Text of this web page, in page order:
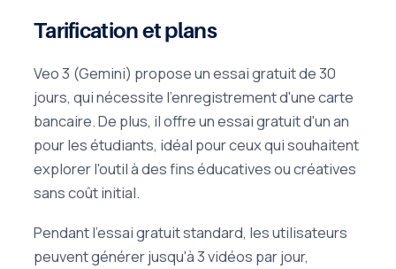
Tarification et plans
Veo 3 (Gemini) propose un essai gratuit de 30
jours, qui nécessite l'enregistrement d'une carte
bancaire. De plus, il offre un essai gratuit d'un an
pour les étudiants, idéal pour ceux qui souhaitent
explorer l'outil à des fins éducatives ou créatives
sans coût initial.
Pendant l'essai gratuit standard, les utilisateurs
peuvent générer jusqu'à 3 vidéos par jour,